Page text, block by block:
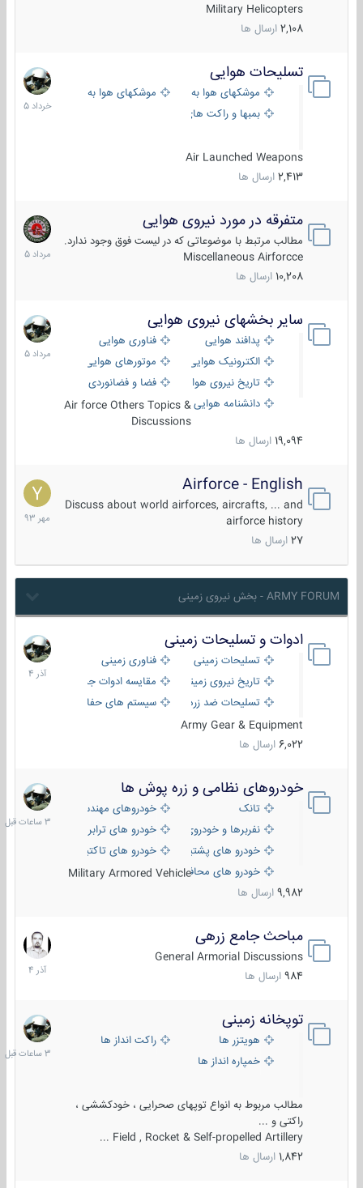
Military Helicopters
2,108 ارسال ها
تسلیحات هوایی
موشکهای هوا به هوا
موشکهای هوا به سطح
بمبها و راکت های هوایی
Air Launched Weapons
2,413 ارسال ها
30
خرداد
1405
متفرقه در مورد نیروی هوایی
مطالب مرتبط با موضوعاتی که در لیست فوق وجود ندارد.
Miscellaneous Airforcce
10,208 ارسال ها
7
مرداد
1405
سایر بخشهای نیروی هوایی
پدافند هوایی
فناوری هوایی
الکترونیک هوایی
موتورهای هوایی
تاریخ نیروی هوایی
فضا و فضانوردی
دانشنامه هواییAir force Others Topics &
Discussions
19,094 ارسال ها
2
مرداد
1405
Airforce - English
Discuss about world airforces, aircrafts, ... and
airforce history
27 ارسال ها
15
مهر
1393
ARMY FORUM - بخش نیروی زمینی
ادوات و تسلیحات زمینی
تسلیحات زمینی
فناوری زمینی
تاریخ نیروی زمینی
مقایسه ادوات جنگی
تسلیحات ضد زره
سیستم های حفاظت فعال
Army Gear & Equipment
6,022 ارسال ها
21
آذر
1404
خودروهای نظامی و زره پوش ها
تانک
خودروهای مهندسی
نفربرها و خودروی های رزمی پیاده نظام
خودرو های ترابری نظامی
خودرو های پشتیبانی آتش ، شناسایی و ضد تانک
خودرو های تاکتیکی نظامی
خودرو های محافظت شدهMilitary Armored Vehicle
9,982 ارسال ها
3
ساعات
قبل
مباحث جامع زرهی
General Armorial Discussions
984 ارسال ها
7
آذر
1404
توپخانه زمینی
هویتزر ها
راکت انداز ها
خمپاره انداز ها
مطالب مربوط به انواع توپهای صحرایی ، خودکششی ،
راکتی و ...
Field , Rocket & Self-propelled Artillery ...
1,842 ارسال ها
3
ساعات
قبل